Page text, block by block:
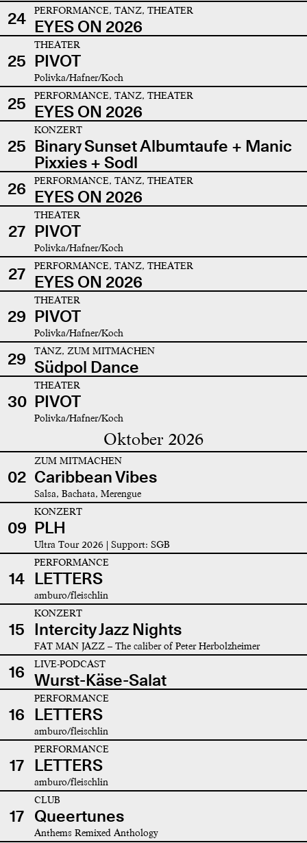
24 PERFORMANCE, TANZ, THEATER
EYES ON 2026
25
THEATER
PIVOT
Polivka/Hafner/Koch
25 PERFORMANCE, TANZ, THEATER
EYES ON 2026
25
KONZERT
Binary Sunset Albumtaufe + Manic
Pixxies + Sodl
26
PERFORMANCE, TANZ, THEATER
EYES ON 2026
27
THEATER
PIVOT
Polivka/Hafner/Koch
27 PERFORMANCE, TANZ, THEATER
EYES ON 2026
29
THEATER
PIVOT
Polivka/Hafner/Koch
29 TANZ, ZUM MITMACHEN
Südpol Dance
30
THEATER
PIVOT
Polivka/Hafner/Koch
Oktober 2026
02
ZUM MITMACHEN
Caribbean Vibes
Salsa, Bachata, Merengue
09
KONZERT
PLH
Ultra Tour 2026 | Support: SGB
14
PERFORMANCE
LETTERS
amburo/fleischlin
15
KONZERT
Intercity Jazz Nights
FAT MAN JAZZ – The caliber of Peter Herbolzheimer
16 LIVE-PODCAST
Wurst-Käse-Salat
16
PERFORMANCE
LETTERS
amburo/fleischlin
17
PERFORMANCE
LETTERS
amburo/fleischlin
17
CLUB
Queertunes
Anthems Remixed Anthology